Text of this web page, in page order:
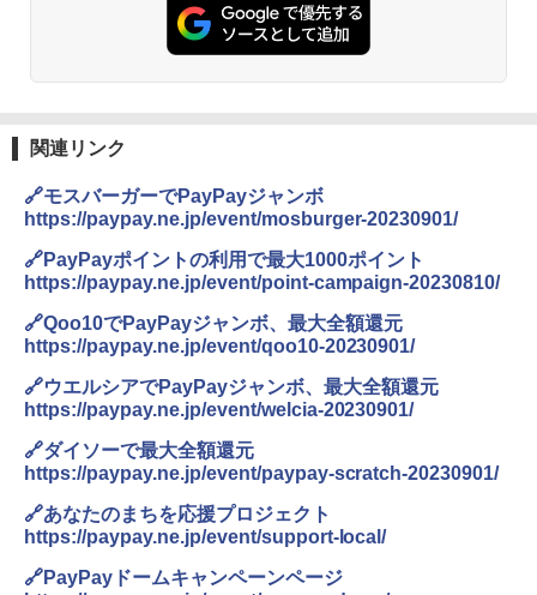
関連リンク
🔗モスバーガーでPayPayジャンボ
https://paypay.ne.jp/event/mosburger-20230901/
🔗PayPayポイントの利用で最大1000ポイント
https://paypay.ne.jp/event/point-campaign-20230810/
🔗Qoo10でPayPayジャンボ、最大全額還元
https://paypay.ne.jp/event/qoo10-20230901/
🔗ウエルシアでPayPayジャンボ、最大全額還元
https://paypay.ne.jp/event/welcia-20230901/
🔗ダイソーで最大全額還元
https://paypay.ne.jp/event/paypay-scratch-20230901/
🔗あなたのまちを応援プロジェクト
https://paypay.ne.jp/event/support-local/
🔗PayPayドームキャンペーンページ